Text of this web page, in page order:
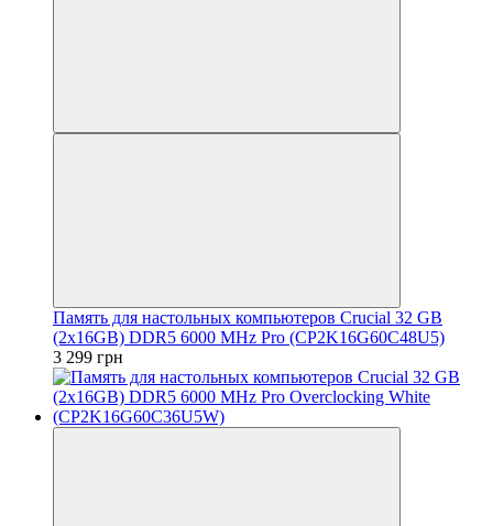
Память для настольных компьютеров Crucial 32 GB
(2x16GB) DDR5 6000 MHz Pro (CP2K16G60C48U5)
3 299 грн